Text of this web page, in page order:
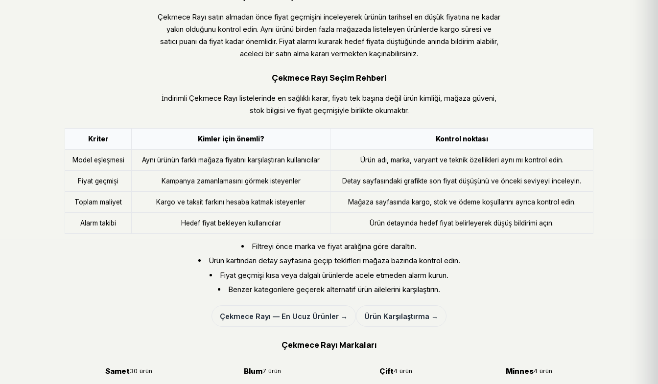
Çekmece Rayı satın almadan önce fiyat geçmişini inceleyerek ürünün tarihsel en düşük fiyatına ne kadar
yakın olduğunu kontrol edin. Aynı ürünü birden fazla mağazada listeleyen ürünlerde kargo süresi ve
satıcı puanı da fiyat kadar önemlidir. Fiyat alarmı kurarak hedef fiyata düştüğünde anında bildirim alabilir,
aceleci bir satın alma kararı vermekten kaçınabilirsiniz.
Çekmece Rayı Seçim Rehberi
İndirimli Çekmece Rayı listelerinde en sağlıklı karar, fiyatı tek başına değil ürün kimliği, mağaza güveni,
stok bilgisi ve fiyat geçmişiyle birlikte okumaktır.
Kriter Kimler için önemli? Kontrol noktası
Model eşleşmesi Aynı ürünün farklı mağaza fiyatını karşılaştıran kullanıcılar Ürün adı, marka, varyant ve teknik özellikleri aynı mı kontrol edin.
Fiyat geçmişi Kampanya zamanlamasını görmek isteyenler Detay sayfasındaki grafikte son fiyat düşüşünü ve önceki seviyeyi inceleyin.
Toplam maliyet Kargo ve taksit farkını hesaba katmak isteyenler Mağaza sayfasında kargo, stok ve ödeme koşullarını ayrıca kontrol edin.
Alarm takibi Hedef fiyat bekleyen kullanıcılar Ürün detayında hedef fiyat belirleyerek düşüş bildirimi açın.
Filtreyi önce marka ve fiyat aralığına göre daraltın.
Ürün kartından detay sayfasına geçip teklifleri mağaza bazında kontrol edin.
Fiyat geçmişi kısa veya dalgalı ürünlerde acele etmeden alarm kurun.
Benzer kategorilere geçerek alternatif ürün ailelerini karşılaştırın.
Çekmece Rayı — En Ucuz Ürünler → Ürün Karşılaştırma →
Çekmece Rayı Markaları
Samet30 ürün Blum7 ürün Çift4 ürün Minnes4 ürün